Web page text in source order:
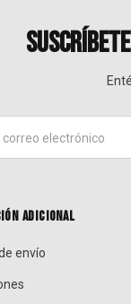
ADICIONAL
envío